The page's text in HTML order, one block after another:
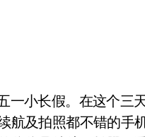
小长假。在这个三
航及拍照都不错的手